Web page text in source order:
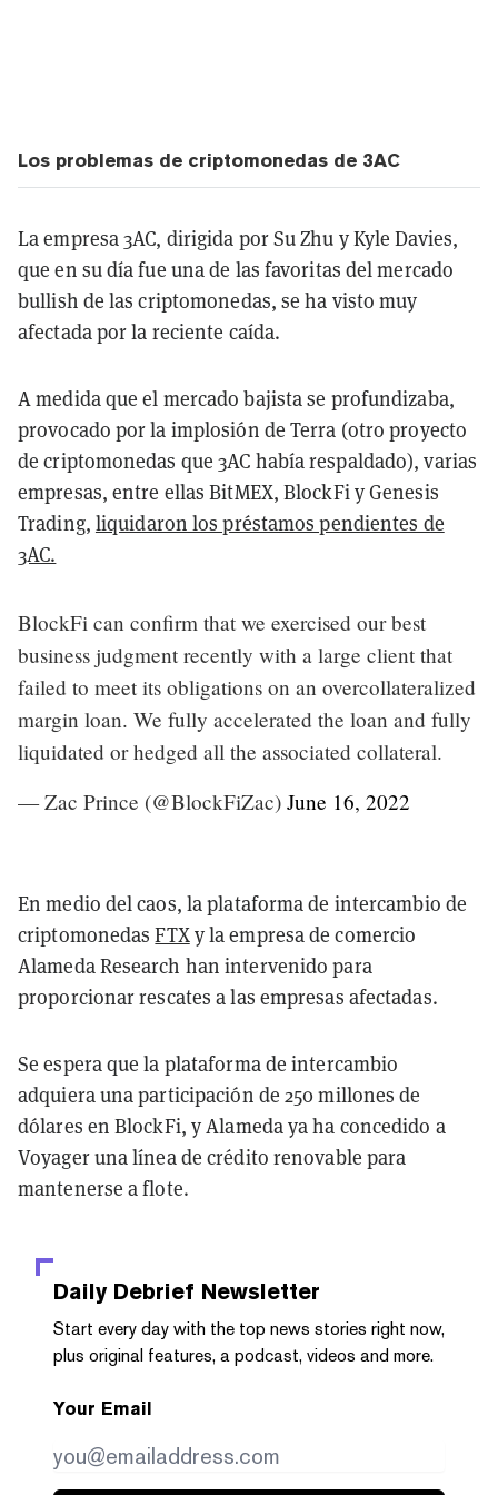
Los problemas de criptomonedas de 3AC
La empresa 3AC, dirigida por Su Zhu y Kyle Davies,
que en su día fue una de las favoritas del mercado
bullish de las criptomonedas, se ha visto muy
afectada por la reciente caída.
A medida que el mercado bajista se profundizaba,
provocado por la implosión de Terra (otro proyecto
de criptomonedas que 3AC había respaldado), varias
empresas, entre ellas BitMEX, BlockFi y Genesis
Trading, liquidaron los préstamos pendientes de
3AC.
BlockFi can confirm that we exercised our best
business judgment recently with a large client that
failed to meet its obligations on an overcollateralized
margin loan. We fully accelerated the loan and fully
liquidated or hedged all the associated collateral.
— Zac Prince (@BlockFiZac) June 16, 2022
En medio del caos, la plataforma de intercambio de
criptomonedasFTXy la empresa de comercio
Alameda Research han intervenido para
proporcionar rescates a las empresas afectadas.
Se espera que la plataforma de intercambio
adquiera una participación de 250 millones de
dólares en BlockFi, y Alameda ya ha concedido a
Voyager una línea de crédito renovable para
mantenerse a flote.
Daily Debrief Newsletter
Start every day with the top news stories right now,
plus original features, a podcast, videos and more.
Your Email